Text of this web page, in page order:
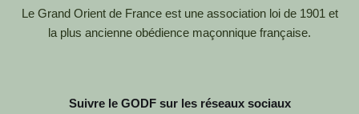
Le Grand Orient de France est une association loi de 1901 et
la plus ancienne obédience maçonnique française.
Suivre le GODF sur les réseaux sociaux